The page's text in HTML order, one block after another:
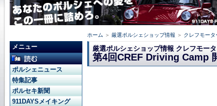
ホーム ＞ 厳選ポルシェショップ情報 ＞ クレフモー
厳選ポルシェショップ情報 クレフモー
第4回CREF Driving Camp
メニュー
ポルシェニュース
特集記事
ポルセキ新聞
911DAYSメイキング